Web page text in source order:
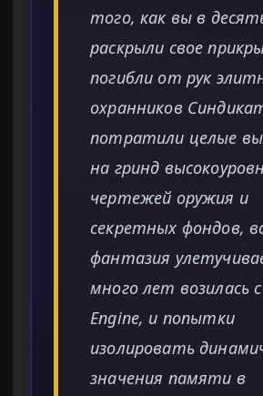
того, как вы в
раскрыли свое
погибли от рук
охранников
потратили целые
на гринд
чертежей оружия и
секретных фондов,
фантазия
много лет возилась
Engine, и попытки
изолировать
значения памяти в